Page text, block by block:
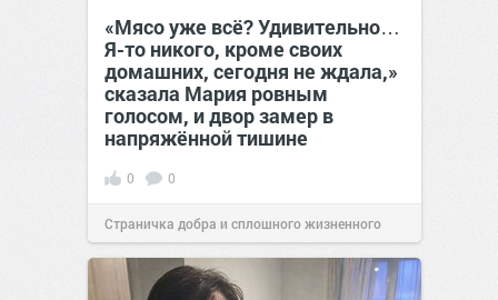
«Мясо уже всё? Удивительно…
Я-то никого, кроме своих
домашних, сегодня не ждала,»
сказала Мария ровным
голосом, и двор замер в
напряжённой тишине
0 0
Страничка добра и сплошного жизненного
позитива!15:3807 авг 2026